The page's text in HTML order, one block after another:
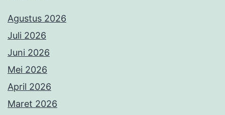
Agustus 2026
Juli 2026
Juni 2026
Mei 2026
April 2026
Maret 2026